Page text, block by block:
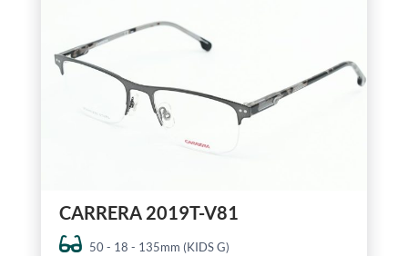
CARRERA 2019T-V81
50 - 18 - 135mm (KIDS G)